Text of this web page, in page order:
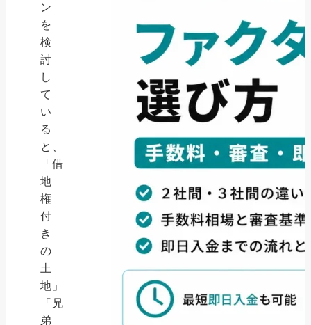
ン
を
検
討
し
て
い
る
と、
「借
地
権
付
き
の
土
地」
「兄
弟